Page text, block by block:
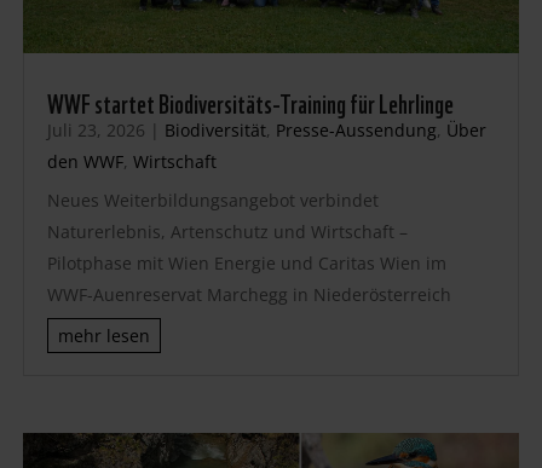
WWF startet Biodiversitäts-Training für Lehrlinge
Juli 23, 2026 | Biodiversität, Presse-Aussendung, Über
den WWF, Wirtschaft
Neues Weiterbildungsangebot verbindet
Naturerlebnis, Artenschutz und Wirtschaft –
Pilotphase mit Wien Energie und Caritas Wien im
WWF-Auenreservat Marchegg in Niederösterreich
mehr lesen